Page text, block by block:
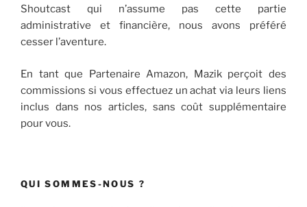
Shoutcast qui n’assume pas cette partie
administrative et financière, nous avons préféré
cesser l’aventure.
En tant que Partenaire Amazon, Mazik perçoit des
commissions si vous effectuez un achat via leurs liens
inclus dans nos articles, sans coût supplémentaire
pour vous.
QUI SOMMES-NOUS ?